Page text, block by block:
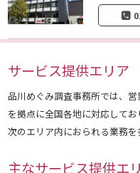
サービス提供エリア
品川めぐみ調査事務所では、
を拠点に全国各地に対応して
次のエリア内におられる業務を
主なサービス提供エ